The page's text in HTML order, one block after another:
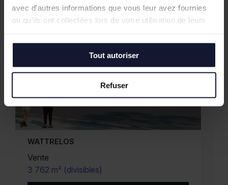
avec d'autres informations que vous leur avez fournies
ou qu'ils ont collectées lors de votre utilisation de leurs
Tout autoriser
Refuser
WATTRELOS
Vente
3 762 m² (divisibles)